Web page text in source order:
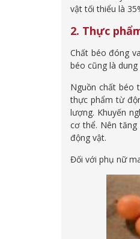
vật tối thiểu là
2. Thực
Chất béo đóng
béo cũng là
Nguồn chất béo
thực phẩm từ
lượng. Khuyến
cơ thể. Nên
động vật.
Đối với phụ nữ